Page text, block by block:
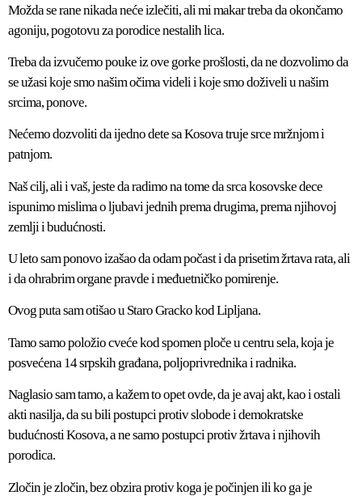
Možda se rane nikada neće izlečiti, ali mi makar treba da okončamo
agoniju, pogotovu za porodice nestalih lica.
Treba da izvučemo pouke iz ove gorke prošlosti, da ne dozvolimo da
se užasi koje smo našim očima videli i koje smo doživeli u našim
srcima, ponove.
Nećemo dozvoliti da ijedno dete sa Kosova truje srce mržnjom i
patnjom.
Naš cilj, ali i vaš, jeste da radimo na tome da srca kosovske dece
ispunimo mislima o ljubavi jednih prema drugima, prema njihovoj
zemlji i budućnosti.
U leto sam ponovo izašao da odam počast i da prisetim žrtava rata, ali
i da ohrabrim organe pravde i međuetničko pomirenje.
Ovog puta sam otišao u Staro Gracko kod Lipljana.
Tamo samo položio cveće kod spomen ploče u centru sela, koja je
posvećena 14 srpskih građana, poljoprivrednika i radnika.
Naglasio sam tamo, a kažem to opet ovde, da je avaj akt, kao i ostali
akti nasilja, da su bili postupci protiv slobode i demokratske
budućnosti Kosova, a ne samo postupci protiv žrtava i njihovih
porodica.
Zločin je zločin, bez obzira protiv koga je počinjen ili ko ga je